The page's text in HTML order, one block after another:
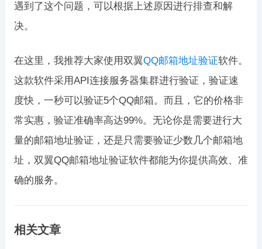
遇到了这个问题，可以根据上述原因进行排查和解
决。
在这里，我推荐大家使用双翼QQ邮箱地址验证软件。
这款软件采用API连接服务器集群进行验证，验证速
度快，一秒可以验证5个QQ邮箱。而且，它的价格非
常实惠，验证准确率高达99%。无论你是需要进行大
量的邮箱地址验证，还是只需要验证少数几个邮箱地
址，双翼QQ邮箱地址验证软件都能为你提供高效、准
确的服务。
相关文章